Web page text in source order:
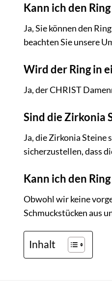
Kann ich den
Ja, Sie können den
beachten Sie unsere
Wird der Ring in
Ja, der CHRIST
Sind die Zirkonia
Ja, die Zirkonia Steine
sicherzustellen, dass
Kann ich den
Obwohl wir keine
Schmuckstücken aus
Inhalt